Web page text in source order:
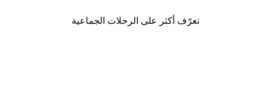
تعرّف أكثر على الرحلات الجماعية